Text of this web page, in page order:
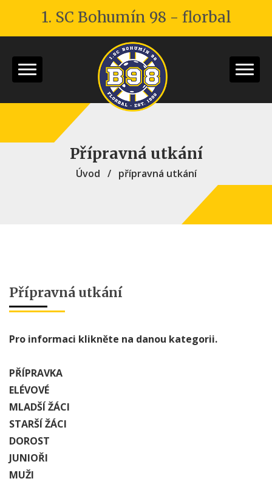
1. SC Bohumín 98 - florbal
Přípravná utkání
Úvod / přípravná utkání
Přípravná utkání
Pro informaci klikněte na danou kategorii.
PŘÍPRAVKA
ELÉVOVÉ
MLADŠÍ ŽÁCI
STARŠÍ ŽÁCI
DOROST
JUNIOŘI
MUŽI